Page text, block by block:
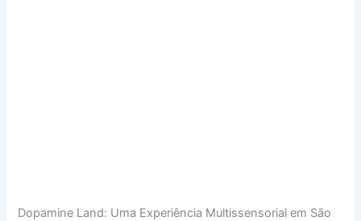
Dopamine Land: Uma Experiência Multissensorial em São